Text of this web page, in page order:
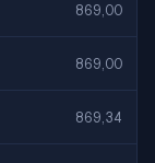
869,00
869,00
869,34